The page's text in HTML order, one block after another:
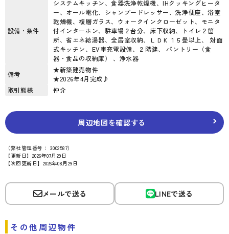
設備・条件
システムキッチン、食器洗浄乾燥機、IHクッキングヒータ
ー、オール電化、シャンプードレッサー、洗浄便座、浴室
乾燥機、複層ガラス、ウォークインクローゼット、モニタ
付インターホン、駐車場２台分、床下収納、トイレ２箇
所、省エネ給湯器、全居室収納、ＬＤＫ１５畳以上、 対面
式キッチン、EV車充電設備、２階建、 パントリー（食
器・食品の収納庫） 、浄水器
備考
★新築建売物件
★2026年4月完成♪
取引態様
仲介
周辺地図を確認する
（弊社管理番号： 3002587）
【更新日】2026年07月29日
【次回更新日】2026年08月29日
メールで送る LINEで送る
その他周辺物件